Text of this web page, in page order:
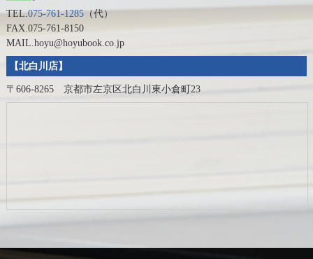
TEL.075-761-1285（代）
FAX.075-761-8150
MAIL.hoyu@hoyubook.co.jp
【北白川店】
〒606-8265 京都市左京区北白川東小倉町23